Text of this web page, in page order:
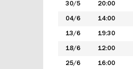
30/5 20:00
04/6 14:00
13/6 19:30
18/6 12:00
25/6 16:00